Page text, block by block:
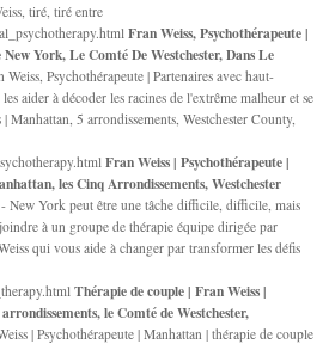
tiré, tiré entre
Fran Weiss, Psychothérapeute |
York, Le Comté De Westchester, Dans Le
Weiss, Psychothérapeute | Partenaires avec haut-
aider à décoder les racines de l'extrême malheur et se
Manhattan, 5 arrondissements, Westchester County,
Fran Weiss | Psychothérapeute |
les Cinq Arrondissements, Westchester
- New York peut être une tâche difficile, difficile, mais
à un groupe de thérapie équipe dirigée par
qui vous aide à changer par transformer les défis
Thérapie de couple | Fran Weiss |
le Comté de Westchester,
| Psychothérapeute | Manhattan | thérapie de couple